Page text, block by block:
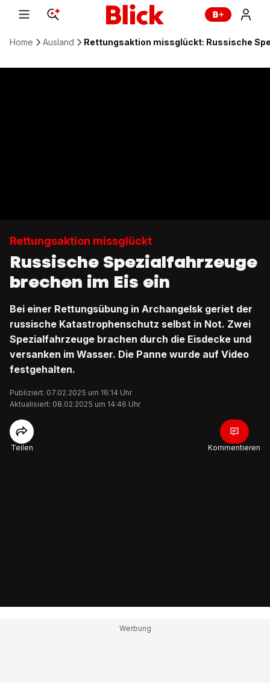
Home Ausland Rettungsaktion missglückt: Russische
Rettungsaktion missglückt
Russische Spezialfahrzeuge
brechen im Eis ein
Bei einer Rettungsübung in Archangelsk geriet der
russische Katastrophenschutz selbst in Not. Zwei
Spezialfahrzeuge brachen durch die Eisdecke und
versanken im Wasser. Die Panne wurde auf Video
festgehalten.
Publiziert: 07.02.2025 um 16:14 Uhr
Aktualisiert: 08.02.2025 um 14:46 Uhr
Teilen Kommentieren